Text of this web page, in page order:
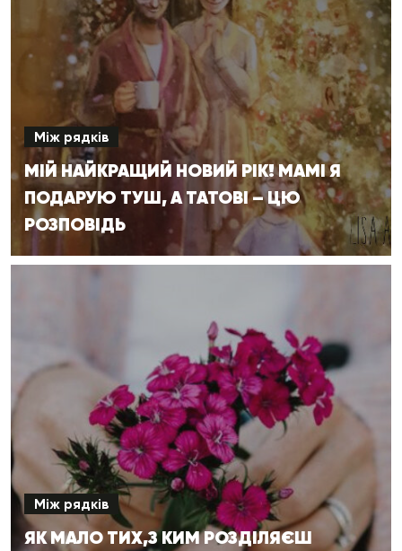
Між рядків
МІЙ НАЙКРАЩИЙ НОВИЙ РІК! МАМІ Я
ПОДАРУЮ ТУШ, А ТАТОВІ – ЦЮ
РОЗПОВІДЬ
Між рядків
ЯК МАЛО ТИХ,З КИМ РОЗДІЛЯЄШ